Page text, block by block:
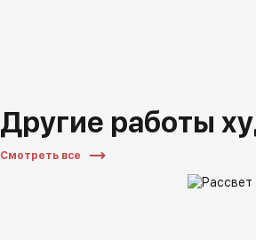
Другие работы
Смотреть все